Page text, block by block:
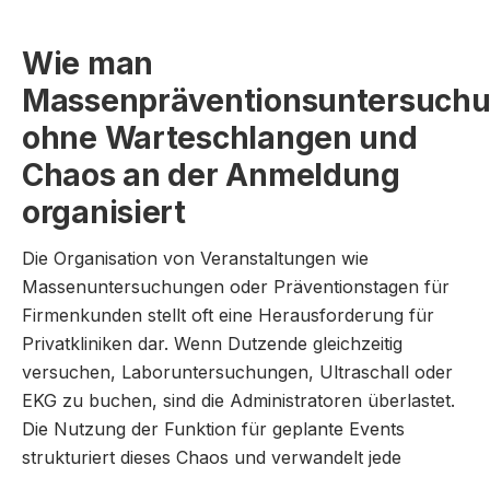
Wie man
ohne Warteschlangen und
Chaos an der Anmeldung
organisiert
Die Organisation von Veranstaltungen wie
Massenuntersuchungen oder Präventionstagen für
Firmenkunden stellt oft eine Herausforderung für
Privatkliniken dar. Wenn Dutzende gleichzeitig
versuchen, Laboruntersuchungen, Ultraschall oder
EKG zu buchen, sind die Administratoren überlastet.
Die Nutzung der Funktion für geplante Events
strukturiert dieses Chaos und verwandelt jede